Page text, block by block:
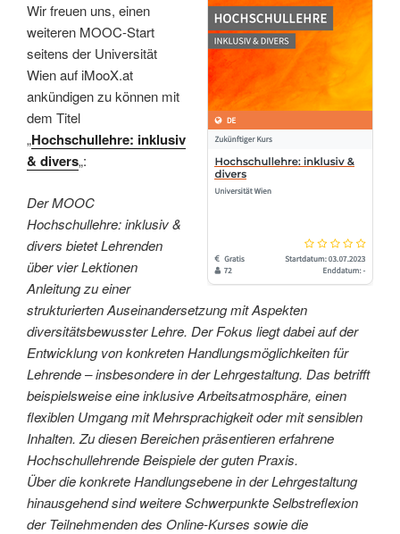
Wir freuen uns, einen
weiteren MOOC-Start
seitens der Universität
Wien auf iMooX.at
ankündigen zu können mit
dem Titel
„Hochschullehre: inklusiv
& divers„:
Der MOOC
Hochschullehre: inklusiv &
divers bietet Lehrenden
über vier Lektionen
Anleitung zu einer
strukturierten Auseinandersetzung mit Aspekten
diversitätsbewusster Lehre. Der Fokus liegt dabei auf der
Entwicklung von konkreten Handlungsmöglichkeiten für
Lehrende – insbesondere in der Lehrgestaltung. Das betrifft
beispielsweise eine inklusive Arbeitsatmosphäre, einen
flexiblen Umgang mit Mehrsprachigkeit oder mit sensiblen
Inhalten. Zu diesen Bereichen präsentieren erfahrene
Hochschullehrende Beispiele der guten Praxis.
Über die konkrete Handlungsebene in der Lehrgestaltung
hinausgehend sind weitere Schwerpunkte Selbstreflexion
der Teilnehmenden des Online-Kurses sowie die